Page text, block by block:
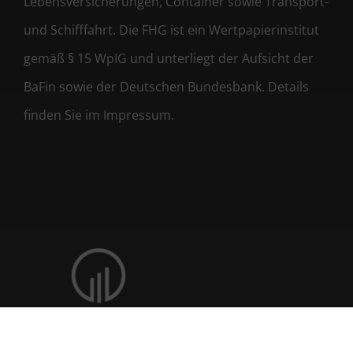
und Schifffahrt. Die FHG ist ein Wertpapierinstitut
gemäß § 15 WpIG und unterliegt der Aufsicht der
BaFin sowie der Deutschen Bundesbank. Details
finden Sie im Impressum.